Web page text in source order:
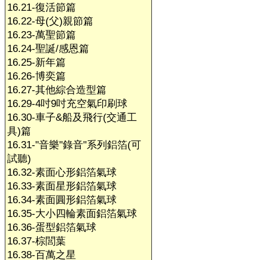
16.21-復活節篇
16.22-母(父)親節篇
16.23-萬聖節篇
16.24-聖誕/感恩篇
16.25-新年篇
16.26-博奕篇
16.27-其他綜合造型篇
16.29-4吋9吋充空氣印刷球
16.30-車子&船及飛行(交通工
具)篇
16.31-"音樂"錄音"系列鋁箔(可
試聽)
16.32-素面心形鋁箔氣球
16.33-素面星形鋁箔氣球
16.34-素面圓形鋁箔氣球
16.35-大小四輪素面鋁箔氣球
16.36-蛋型鋁箔氣球
16.37-棕閭葉
16.38-百萬之星